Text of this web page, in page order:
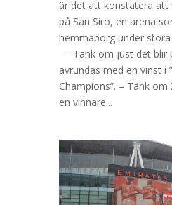
är det att konstatera att
på San Siro, en arena
hemmaborg under
– Tänk om just det blir
avrundas med en vinst i
Champions”. – Tänk
en vinnare...